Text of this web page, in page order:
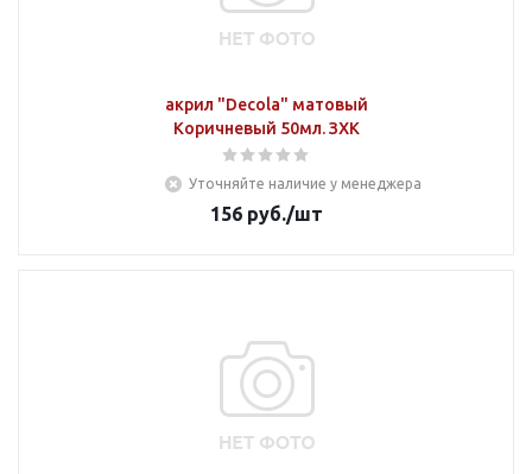
акрил "Decola" матовый
Коричневый 50мл. ЗХК
Уточняйте наличие у менеджера
156 руб./шт